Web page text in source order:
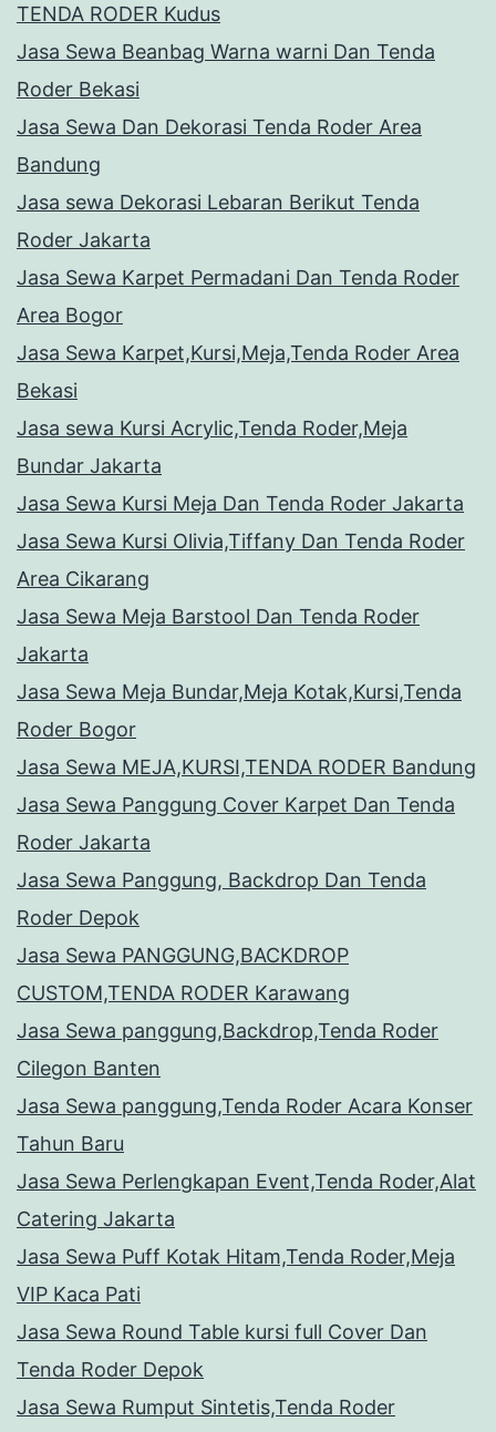
TENDA RODER Kudus
Jasa Sewa Beanbag Warna warni Dan Tenda
Roder Bekasi
Jasa Sewa Dan Dekorasi Tenda Roder Area
Bandung
Jasa sewa Dekorasi Lebaran Berikut Tenda
Roder Jakarta
Jasa Sewa Karpet Permadani Dan Tenda Roder
Area Bogor
Jasa Sewa Karpet,Kursi,Meja,Tenda Roder Area
Bekasi
Jasa sewa Kursi Acrylic,Tenda Roder,Meja
Bundar Jakarta
Jasa Sewa Kursi Meja Dan Tenda Roder Jakarta
Jasa Sewa Kursi Olivia,Tiffany Dan Tenda Roder
Area Cikarang
Jasa Sewa Meja Barstool Dan Tenda Roder
Jakarta
Jasa Sewa Meja Bundar,Meja Kotak,Kursi,Tenda
Roder Bogor
Jasa Sewa MEJA,KURSI,TENDA RODER Bandung
Jasa Sewa Panggung Cover Karpet Dan Tenda
Roder Jakarta
Jasa Sewa Panggung, Backdrop Dan Tenda
Roder Depok
Jasa Sewa PANGGUNG,BACKDROP
CUSTOM,TENDA RODER Karawang
Jasa Sewa panggung,Backdrop,Tenda Roder
Cilegon Banten
Jasa Sewa panggung,Tenda Roder Acara Konser
Tahun Baru
Jasa Sewa Perlengkapan Event,Tenda Roder,Alat
Catering Jakarta
Jasa Sewa Puff Kotak Hitam,Tenda Roder,Meja
VIP Kaca Pati
Jasa Sewa Round Table kursi full Cover Dan
Tenda Roder Depok
Jasa Sewa Rumput Sintetis,Tenda Roder